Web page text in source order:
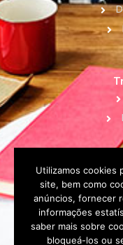
Utilizamos cookies
site, bem como
anúncios, fornecer
informações
saber mais sobre
bloqueá-los ou